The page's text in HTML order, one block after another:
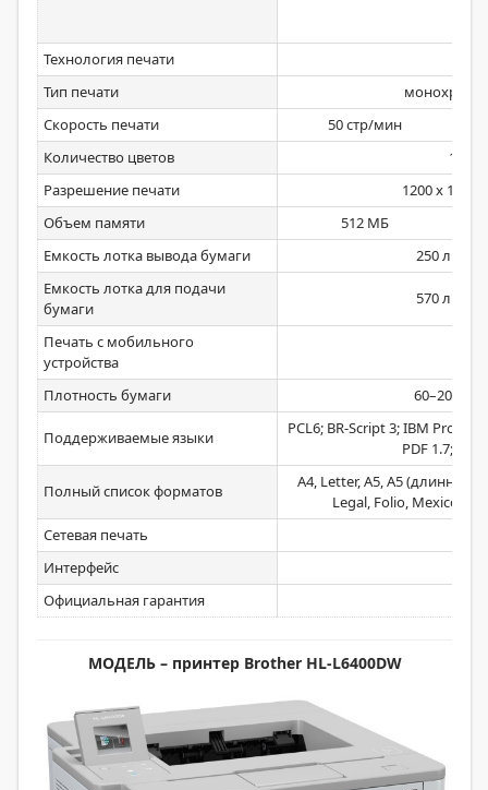
Технология печати
Тип печати
Скорость печати
50 стр/мин
Количество цветов
1
Разрешение печати
1200 x 1200
Объем памяти
512 МБ
Емкость лотка вывода бумаги
250 листов
Емкость лотка для подачи
бумаги
570 листов
Печать с мобильного
устройства
Плотность бумаги
60–200 г/м
Поддерживаемые языки
PCL6; BR-Script 3; IBM
PDF 1.7; XPS
Полный список форматов
A4, Letter, A5, A5 (длинный
Legal, Folio, Mexico
Сетевая печать
Интерфейс
Официальная гарантия
МОДЕЛЬ – принтер Brother HL-L6400DW